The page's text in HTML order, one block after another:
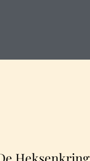
Heksenkring